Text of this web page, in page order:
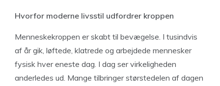
Hvorfor moderne livsstil udfordrer kroppen
Menneskekroppen er skabt til bevægelse. I tusindvis
af år gik, løftede, klatrede og arbejdede mennesker
fysisk hver eneste dag. I dag ser virkeligheden
anderledes ud. Mange tilbringer størstedelen af dagen